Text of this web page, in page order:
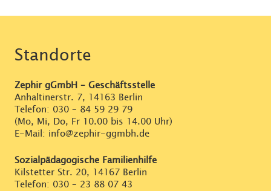
Standorte
Zephir gGmbH – Geschäftsstelle
Anhaltinerstr. 7, 14163 Berlin
Telefon: 030 – 84 59 29 79
(Mo, Mi, Do, Fr 10.00 bis 14.00 Uhr)
E-Mail: info@zephir-ggmbh.de
Sozialpädagogische Familienhilfe
Kilstetter Str. 20, 14167 Berlin
Telefon: 030 – 23 88 07 43